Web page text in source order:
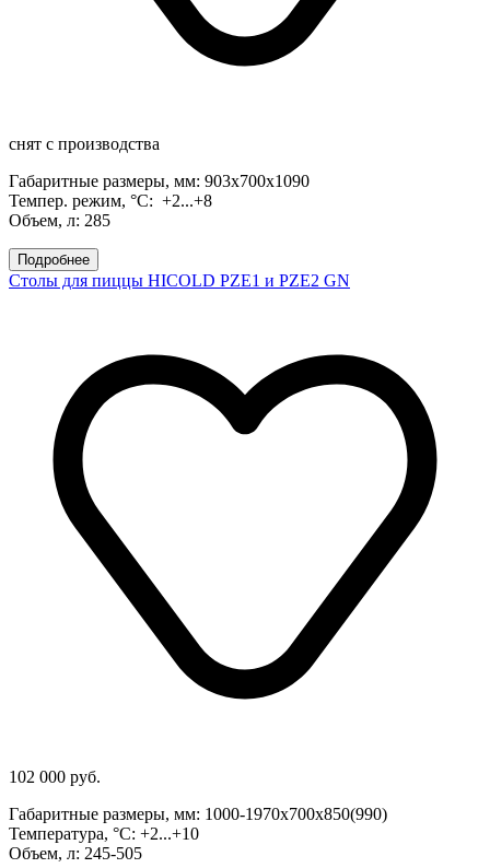
снят с производства
Габаритные размеры, мм: 903х700х1090
Темпер. режим, °C: +2...+8
Объем, л: 285
Подробнее
Столы для пиццы HICOLD PZE1 и PZE2 GN
102 000 руб.
Габаритные размеры, мм: 1000-1970х700х850(990)
Температура, °С: +2...+10
Объем, л: 245-505